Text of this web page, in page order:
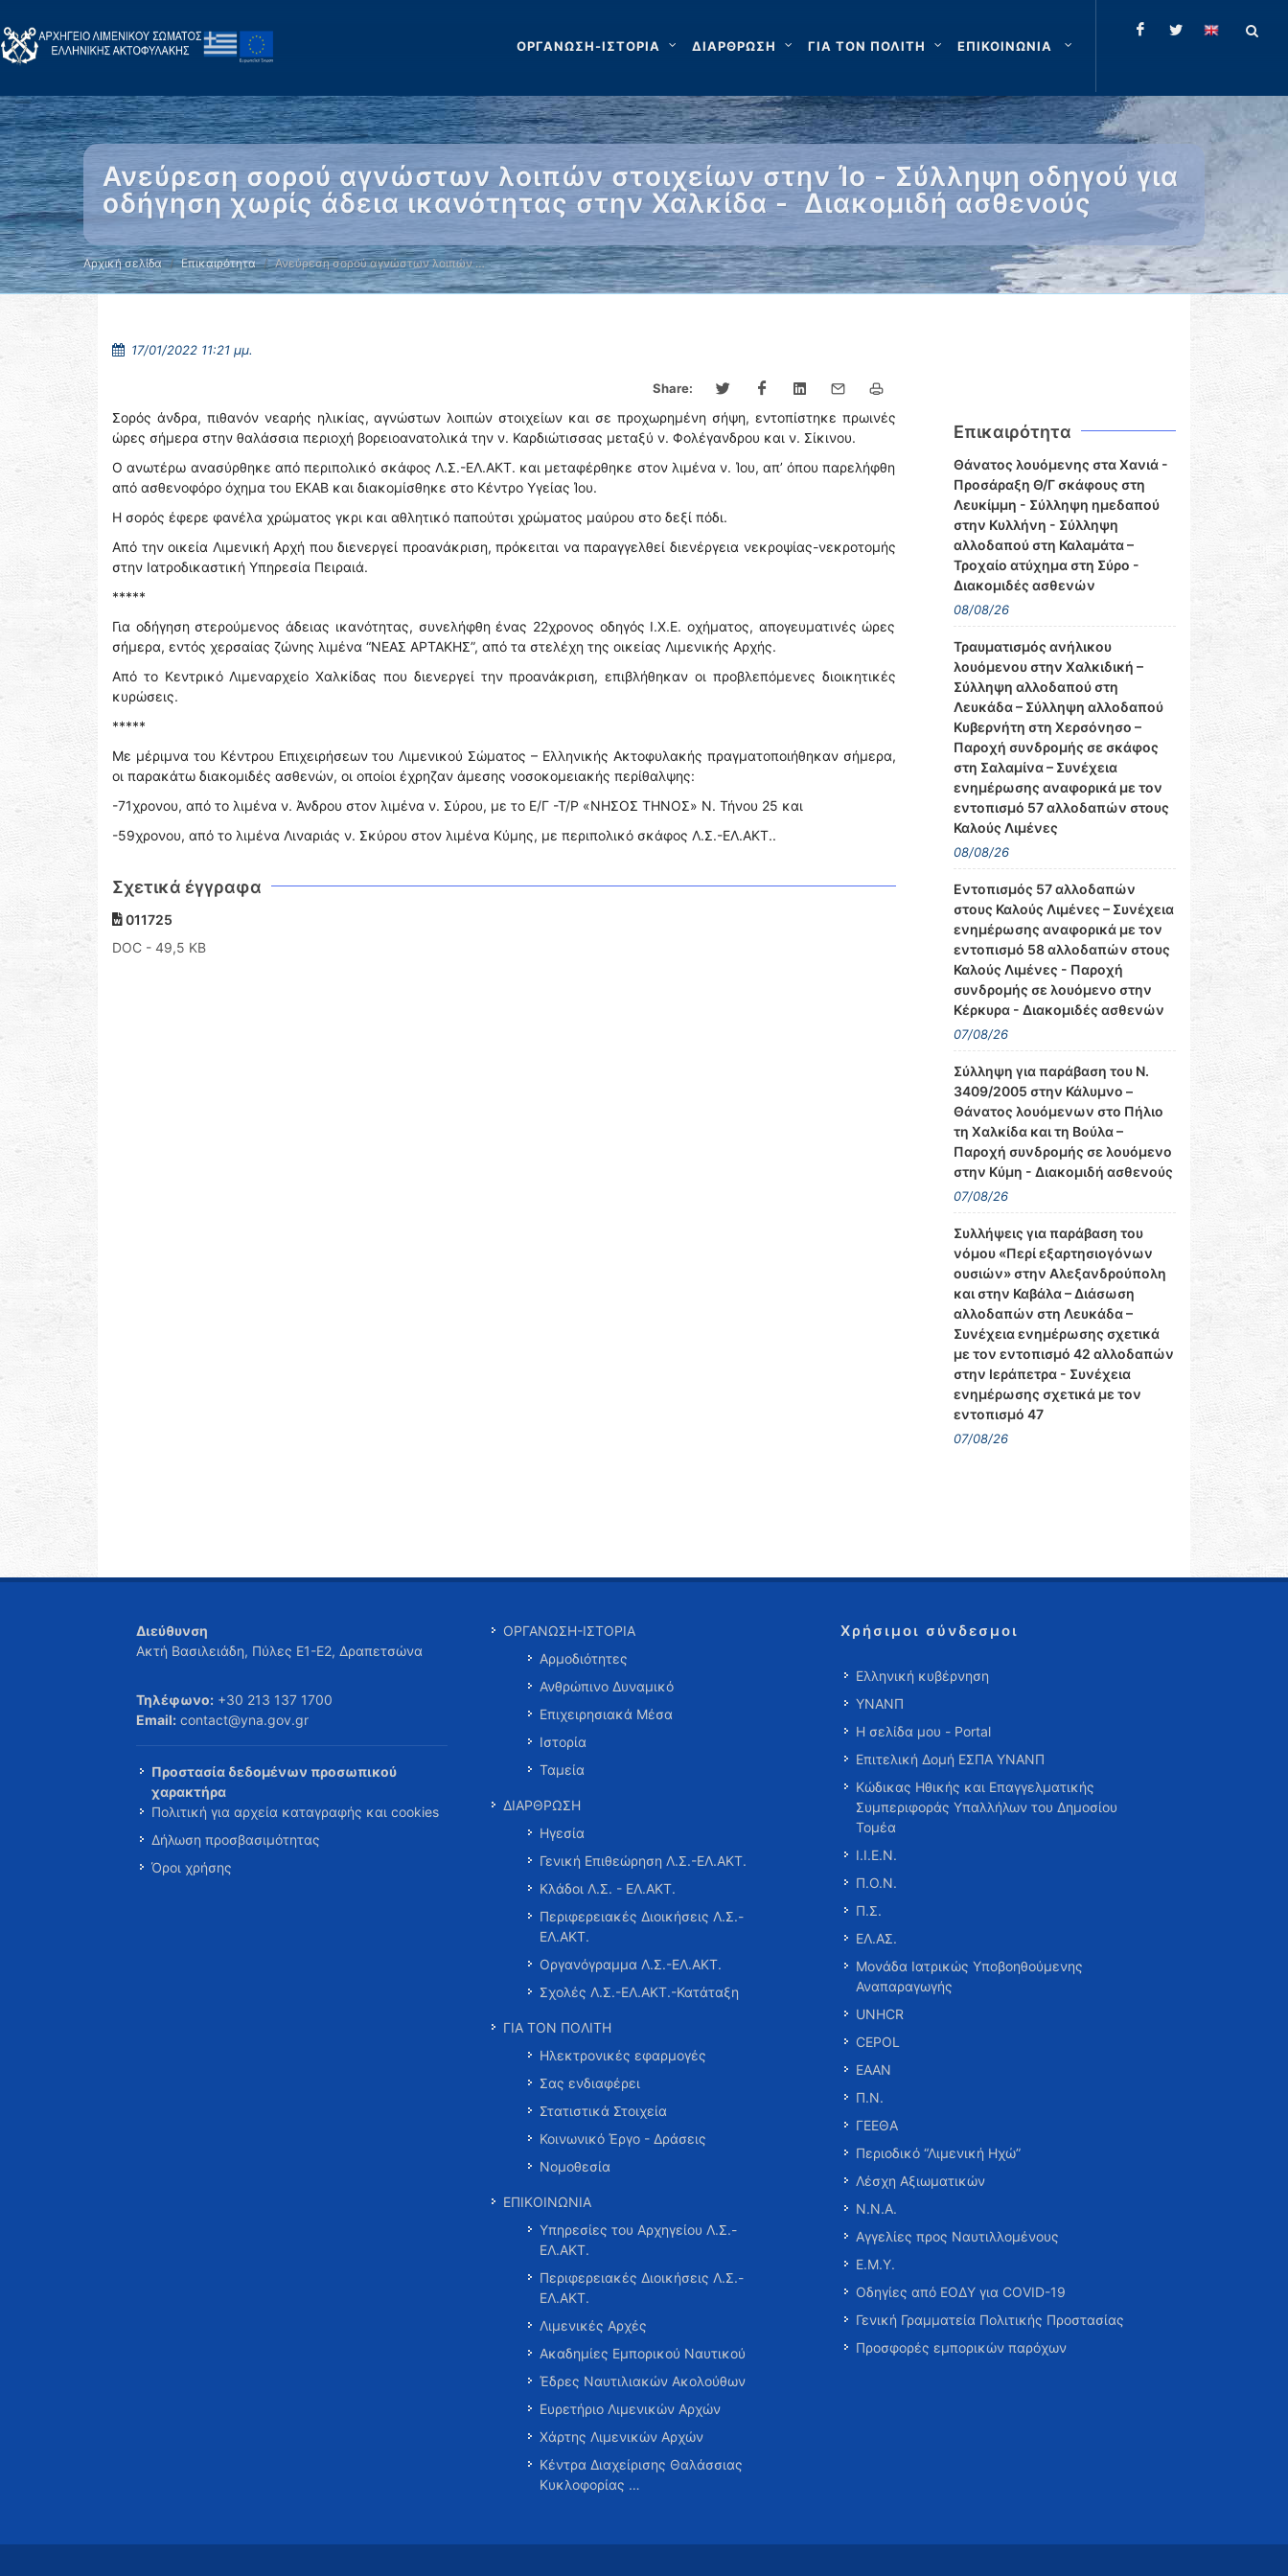
ΟΡΓΑΝΩΣΗ-ΙΣΤΟΡΙΑ ΔΙΑΡΘΡΩΣΗ ΓΙΑ ΤΟΝ ΠΟΛΙΤΗ ΕΠΙΚΟΙΝΩΝΙΑ
Ανεύρεση σορού αγνώστων λοιπών στοιχείων στην Ίο - Σύλληψη οδηγού για
οδήγηση χωρίς άδεια ικανότητας στην Χαλκίδα - Διακομιδή ασθενούς
Αρχική σελίδα Επικαιρότητα Ανεύρεση σορού αγνώστων λοιπών …
17/01/2022 11:21 μμ.
Share:
Σορός άνδρα, πιθανόν νεαρής ηλικίας, αγνώστων λοιπών στοιχείων και σε προχωρημένη σήψη, εντοπίστηκε πρωινές
ώρες σήμερα στην θαλάσσια περιοχή βορειοανατολικά την ν. Καρδιώτισσας μεταξύ ν. Φολέγανδρου και ν. Σίκινου.
Ο ανωτέρω ανασύρθηκε από περιπολικό σκάφος Λ.Σ.-ΕΛ.ΑΚΤ. και μεταφέρθηκε στον λιμένα ν. Ίου, απ’ όπου παρελήφθη
από ασθενοφόρο όχημα του ΕΚΑΒ και διακομίσθηκε στο Κέντρο Υγείας Ίου.
Η σορός έφερε φανέλα χρώματος γκρι και αθλητικό παπούτσι χρώματος μαύρου στο δεξί πόδι.
Από την οικεία Λιμενική Αρχή που διενεργεί προανάκριση, πρόκειται να παραγγελθεί διενέργεια νεκροψίας-νεκροτομής
στην Ιατροδικαστική Υπηρεσία Πειραιά.
*****
Για οδήγηση στερούμενος άδειας ικανότητας, συνελήφθη ένας 22χρονος οδηγός Ι.Χ.Ε. οχήματος, απογευματινές ώρες
σήμερα, εντός χερσαίας ζώνης λιμένα “ΝΕΑΣ ΑΡΤΑΚΗΣ”, από τα στελέχη της οικείας Λιμενικής Αρχής.
Από το Κεντρικό Λιμεναρχείο Χαλκίδας που διενεργεί την προανάκριση, επιβλήθηκαν οι προβλεπόμενες διοικητικές
κυρώσεις.
*****
Με μέριμνα του Κέντρου Επιχειρήσεων του Λιμενικού Σώματος – Ελληνικής Ακτοφυλακής πραγματοποιήθηκαν σήμερα,
οι παρακάτω διακομιδές ασθενών, οι οποίοι έχρηζαν άμεσης νοσοκομειακής περίθαλψης:
-71χρονου, από το λιμένα ν. Άνδρου στον λιμένα ν. Σύρου, με το Ε/Γ -Τ/Ρ «ΝΗΣΟΣ ΤΗΝΟΣ» Ν. Τήνου 25 και
-59χρονου, από το λιμένα Λιναριάς ν. Σκύρου στον λιμένα Κύμης, με περιπολικό σκάφος Λ.Σ.-ΕΛ.ΑΚΤ..
Σχετικά έγγραφα
011725
DOC - 49,5 KB
Επικαιρότητα
Θάνατος λουόμενης στα Χανιά -
Προσάραξη Θ/Γ σκάφους στη
Λευκίμμη - Σύλληψη ημεδαπού
στην Κυλλήνη - Σύλληψη
αλλοδαπού στη Καλαμάτα –
Τροχαίο ατύχημα στη Σύρο -
Διακομιδές ασθενών
08/08/26
Τραυματισμός ανήλικου
λουόμενου στην Χαλκιδική –
Σύλληψη αλλοδαπού στη
Λευκάδα – Σύλληψη αλλοδαπού
Κυβερνήτη στη Χερσόνησο –
Παροχή συνδρομής σε σκάφος
στη Σαλαμίνα – Συνέχεια
ενημέρωσης αναφορικά με τον
εντοπισμό 57 αλλοδαπών στους
Καλούς Λιμένες
08/08/26
Εντοπισμός 57 αλλοδαπών
στους Καλούς Λιμένες – Συνέχεια
ενημέρωσης αναφορικά με τον
εντοπισμό 58 αλλοδαπών στους
Καλούς Λιμένες - Παροχή
συνδρομής σε λουόμενο στην
Κέρκυρα - Διακομιδές ασθενών
07/08/26
Σύλληψη για παράβαση του Ν.
3409/2005 στην Κάλυμνο –
Θάνατος λουόμενων στο Πήλιο
τη Χαλκίδα και τη Βούλα –
Παροχή συνδρομής σε λουόμενο
στην Κύμη - Διακομιδή ασθενούς
07/08/26
Συλλήψεις για παράβαση του
νόμου «Περί εξαρτησιογόνων
ουσιών» στην Αλεξανδρούπολη
και στην Καβάλα – Διάσωση
αλλοδαπών στη Λευκάδα –
Συνέχεια ενημέρωσης σχετικά
με τον εντοπισμό 42 αλλοδαπών
στην Ιεράπετρα - Συνέχεια
ενημέρωσης σχετικά με τον
εντοπισμό 47
07/08/26
Διεύθυνση
Ακτή Βασιλειάδη, Πύλες Ε1-Ε2, Δραπετσώνα
Τηλέφωνο: +30 213 137 1700
Email: contact@yna.gov.gr
Προστασία δεδομένων προσωπικού
χαρακτήρα
Πολιτική για αρχεία καταγραφής και cookies
Δήλωση προσβασιμότητας
Όροι χρήσης
ΟΡΓΑΝΩΣΗ-ΙΣΤΟΡΙΑ
Αρμοδιότητες
Ανθρώπινο Δυναμικό
Επιχειρησιακά Μέσα
Ιστορία
Ταμεία
ΔΙΑΡΘΡΩΣΗ
Ηγεσία
Γενική Επιθεώρηση Λ.Σ.-ΕΛ.ΑΚΤ.
Κλάδοι Λ.Σ. - ΕΛ.ΑΚΤ.
Περιφερειακές Διοικήσεις Λ.Σ.-
ΕΛ.ΑΚΤ.
Οργανόγραμμα Λ.Σ.-ΕΛ.ΑΚΤ.
Σχολές Λ.Σ.-ΕΛ.ΑΚΤ.-Κατάταξη
ΓΙΑ ΤΟΝ ΠΟΛΙΤΗ
Ηλεκτρονικές εφαρμογές
Σας ενδιαφέρει
Στατιστικά Στοιχεία
Κοινωνικό Έργο - Δράσεις
Νομοθεσία
ΕΠΙΚΟΙΝΩΝΙΑ
Υπηρεσίες του Αρχηγείου Λ.Σ.-
ΕΛ.ΑΚΤ.
Περιφερειακές Διοικήσεις Λ.Σ.-
ΕΛ.ΑΚΤ.
Λιμενικές Αρχές
Ακαδημίες Εμπορικού Ναυτικού
Έδρες Ναυτιλιακών Ακολούθων
Ευρετήριο Λιμενικών Αρχών
Χάρτης Λιμενικών Αρχών
Κέντρα Διαχείρισης Θαλάσσιας
Κυκλοφορίας …
Χρήσιμοι σύνδεσμοι
Ελληνική κυβέρνηση
ΥΝΑΝΠ
Η σελίδα μου - Portal
Επιτελική Δομή ΕΣΠΑ ΥΝΑΝΠ
Κώδικας Ηθικής και Επαγγελματικής
Συμπεριφοράς Υπαλλήλων του Δημοσίου
Τομέα
Ι.Ι.Ε.Ν.
Π.Ο.Ν.
Π.Σ.
ΕΛ.ΑΣ.
Μονάδα Ιατρικώς Υποβοηθούμενης
Αναπαραγωγής
UNHCR
CEPOL
ΕΑΑΝ
Π.Ν.
ΓΕΕΘΑ
Περιοδικό “Λιμενική Ηχώ”
Λέσχη Αξιωματικών
Ν.Ν.Α.
Αγγελίες προς Ναυτιλλομένους
Ε.Μ.Υ.
Οδηγίες από ΕΟΔΥ για COVID-19
Γενική Γραμματεία Πολιτικής Προστασίας
Προσφορές εμπορικών παρόχων